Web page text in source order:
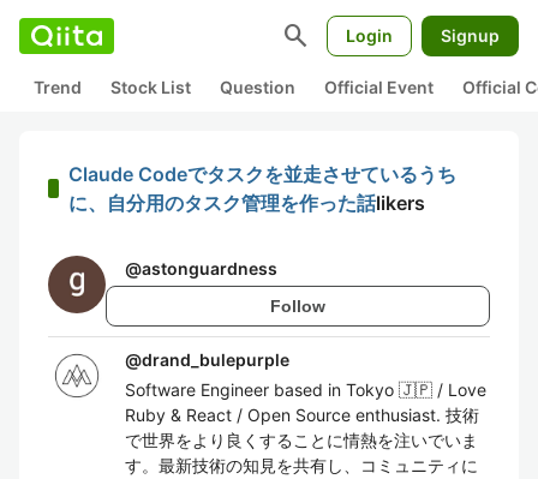
search Login Signup
Trend Stock List Question Official Event Official
Claude Codeでタスクを並走させているうち
に、自分用のタスク管理を作った話likers
@astonguardness
Follow
@drand_bulepurple
Software Engineer based in Tokyo 🇯🇵 / Love
Ruby & React / Open Source enthusiast. 技術
で世界をより良くすることに情熱を注いでいま
す。最新技術の知見を共有し、コミュニティに